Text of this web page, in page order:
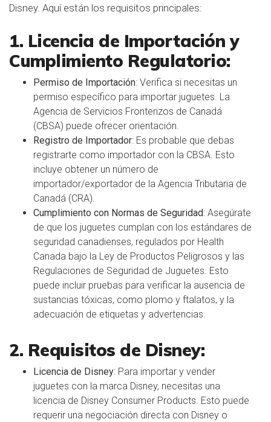
Disney. Aquí están los requisitos principales:
1. Licencia de Importación y
Cumplimiento Regulatorio:
Permiso de Importación: Verifica si necesitas un
permiso específico para importar juguetes. La
Agencia de Servicios Fronterizos de Canadá
(CBSA) puede ofrecer orientación.
Registro de Importador: Es probable que debas
registrarte como importador con la CBSA. Esto
incluye obtener un número de
importador/exportador de la Agencia Tributaria de
Canadá (CRA).
Cumplimiento con Normas de Seguridad: Asegúrate
de que los juguetes cumplan con los estándares de
seguridad canadienses, regulados por Health
Canada bajo la Ley de Productos Peligrosos y las
Regulaciones de Seguridad de Juguetes. Esto
puede incluir pruebas para verificar la ausencia de
sustancias tóxicas, como plomo y ftalatos, y la
adecuación de etiquetas y advertencias.
2. Requisitos de Disney:
Licencia de Disney: Para importar y vender
juguetes con la marca Disney, necesitas una
licencia de Disney Consumer Products. Esto puede
requerir una negociación directa con Disney o